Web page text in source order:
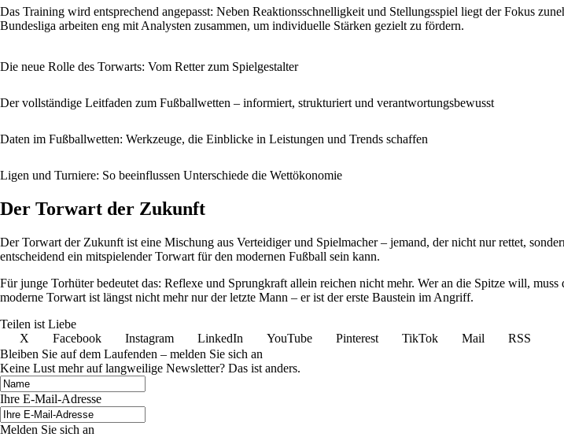
Das Training wird entsprechend angepasst: Neben Reaktionsschnelligkeit und Stellungsspiel liegt der Fokus
Bundesliga arbeiten eng mit Analysten zusammen, um individuelle Stärken gezielt zu fördern.
Die neue Rolle des Torwarts: Vom Retter zum Spielgestalter
Der vollständige Leitfaden zum Fußballwetten – informiert, strukturiert und verantwortungsbewusst
Daten im Fußballwetten: Werkzeuge, die Einblicke in Leistungen und Trends schaffen
Ligen und Turniere: So beeinflussen Unterschiede die Wettökonomie
Der Torwart der Zukunft
Der Torwart der Zukunft ist eine Mischung aus Verteidiger und Spielmacher – jemand, der nicht nur rettet,
entscheidend ein mitspielender Torwart für den modernen Fußball sein kann.
Für junge Torhüter bedeutet das: Reflexe und Sprungkraft allein reichen nicht mehr. Wer an die Spitze will,
moderne Torwart ist längst nicht mehr nur der letzte Mann – er ist der erste Baustein im Angriff.
Teilen ist Liebe
X
Facebook Instagram LinkedIn YouTube Pinterest TikTok Mail
RSS
Bleiben Sie auf dem Laufenden – melden Sie sich an
Keine Lust mehr auf langweilige Newsletter? Das ist anders.
Ihre E-Mail-Adresse
Melden Sie sich an